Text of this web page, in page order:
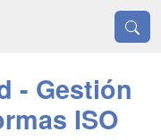
- Gestión
ISO